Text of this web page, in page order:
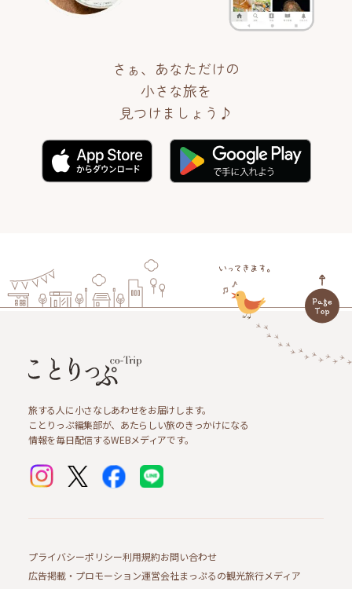
さぁ、あなただけの
小さな旅を
見つけましょう♪
旅する人に小さなしあわせをお届けします。
ことりっぷ編集部が、あたらしい旅のきっかけになる
情報を毎日配信するWEBメディアです。
プライバシーポリシー利用規約お問い合わせ
広告掲載・プロモーション運営会社まっぷるの観光旅行メディア